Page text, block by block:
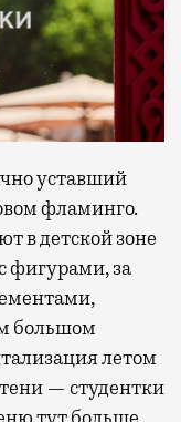
уставший
фламинго.
в детской зоне
фигурами, за
большом
летом
— студентки
тут больше